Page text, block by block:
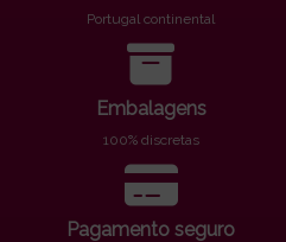
Portugal continental
Embalagens
100% discretas
Pagamento seguro